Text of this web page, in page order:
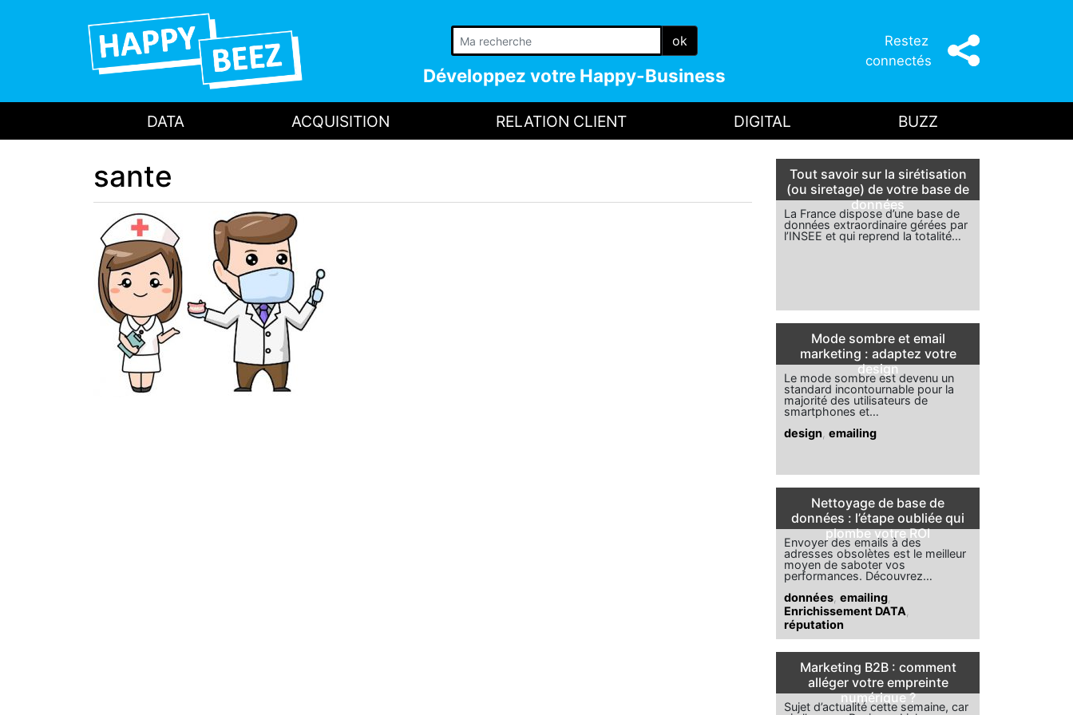
ok
Développez votre Happy-Business
Restez
connectés
DATA ACQUISITION RELATION CLIENT DIGITAL BUZZ
sante
Tout savoir sur la sirétisation
(ou siretage) de votre base de
données
La France dispose d’une base de
données extraordinaire gérées par
l’INSEE et qui reprend la totalité…
Mode sombre et email
marketing : adaptez votre
design
Le mode sombre est devenu un
standard incontournable pour la
majorité des utilisateurs de
smartphones et…
design emailing
Nettoyage de base de
données : l’étape oubliée qui
plombe votre ROI
Envoyer des emails à des
adresses obsolètes est le meilleur
moyen de saboter vos
performances. Découvrez…
données emailing
Enrichissement DATA
réputation
Marketing B2B : comment
alléger votre empreinte
numérique ?
Sujet d’actualité cette semaine, car